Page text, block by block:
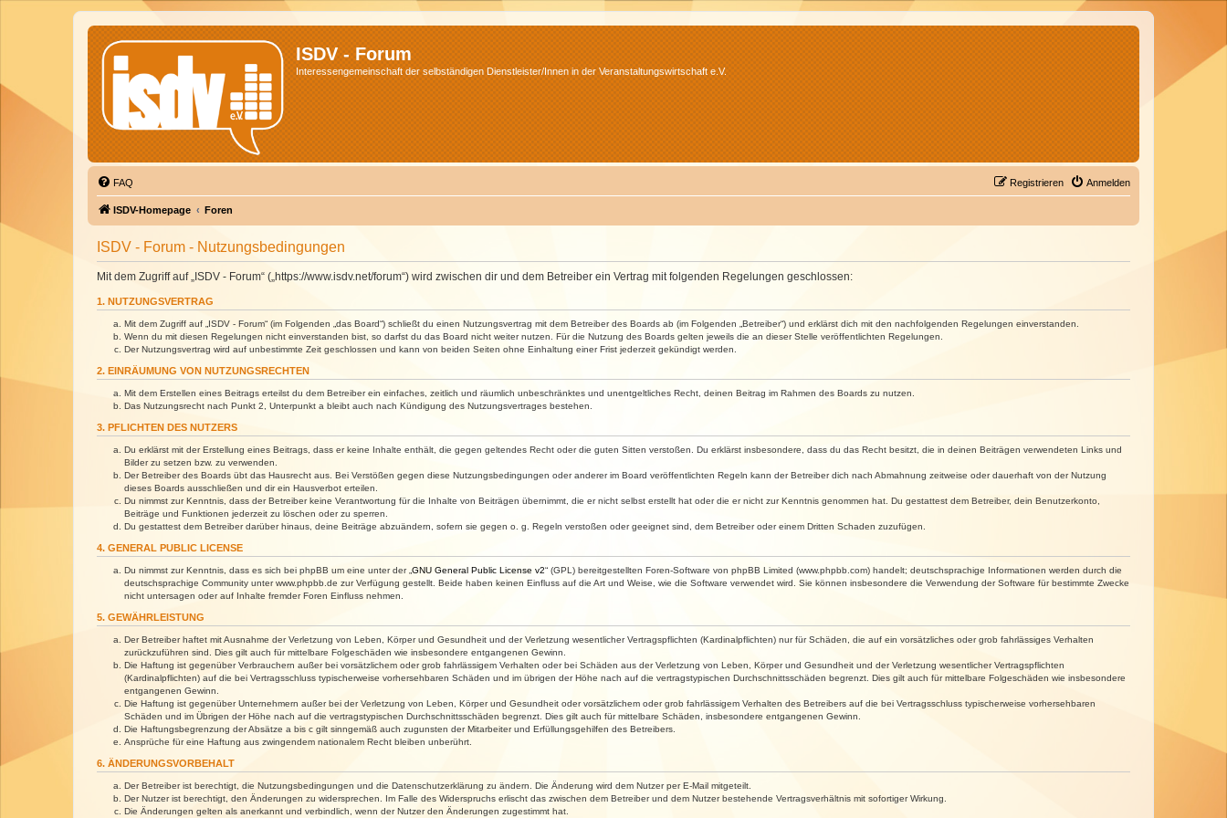
ISDV - Forum
Interessengemeinschaft der selbständigen Dienstleister/Innen in der Veranstaltungswirtschaft e.V.
FAQ Anmelden
Registrieren
ISDV-Homepage Foren
ISDV - Forum - Nutzungsbedingungen
Mit dem Zugriff auf „ISDV - Forum“ („https://www.isdv.net/forum“) wird zwischen dir und dem Betreiber ein Vertrag mit folgenden Regelungen geschlossen:
1. NUTZUNGSVERTRAG
Mit dem Zugriff auf „ISDV - Forum“ (im Folgenden „das Board“) schließt du einen Nutzungsvertrag mit dem Betreiber des Boards ab (im Folgenden „Betreiber“) und erklärst dich mit den nachfolgenden Regelungen einverstanden.
Wenn du mit diesen Regelungen nicht einverstanden bist, so darfst du das Board nicht weiter nutzen. Für die Nutzung des Boards gelten jeweils die an dieser Stelle veröffentlichten Regelungen.
Der Nutzungsvertrag wird auf unbestimmte Zeit geschlossen und kann von beiden Seiten ohne Einhaltung einer Frist jederzeit gekündigt werden.
2. EINRÄUMUNG VON NUTZUNGSRECHTEN
Mit dem Erstellen eines Beitrags erteilst du dem Betreiber ein einfaches, zeitlich und räumlich unbeschränktes und unentgeltliches Recht, deinen Beitrag im Rahmen des Boards zu nutzen.
Das Nutzungsrecht nach Punkt 2, Unterpunkt a bleibt auch nach Kündigung des Nutzungsvertrages bestehen.
3. PFLICHTEN DES NUTZERS
Du erklärst mit der Erstellung eines Beitrags, dass er keine Inhalte enthält, die gegen geltendes Recht oder die guten Sitten verstoßen. Du erklärst insbesondere, dass du das Recht besitzt, die in deinen Beiträgen verwendeten Links und
Bilder zu setzen bzw. zu verwenden.
Der Betreiber des Boards übt das Hausrecht aus. Bei Verstößen gegen diese Nutzungsbedingungen oder anderer im Board veröffentlichten Regeln kann der Betreiber dich nach Abmahnung zeitweise oder dauerhaft von der Nutzung
dieses Boards ausschließen und dir ein Hausverbot erteilen.
Du nimmst zur Kenntnis, dass der Betreiber keine Verantwortung für die Inhalte von Beiträgen übernimmt, die er nicht selbst erstellt hat oder die er nicht zur Kenntnis genommen hat. Du gestattest dem Betreiber, dein Benutzerkonto,
Beiträge und Funktionen jederzeit zu löschen oder zu sperren.
Du gestattest dem Betreiber darüber hinaus, deine Beiträge abzuändern, sofern sie gegen o. g. Regeln verstoßen oder geeignet sind, dem Betreiber oder einem Dritten Schaden zuzufügen.
4. GENERAL PUBLIC LICENSE
Du nimmst zur Kenntnis, dass es sich bei phpBB um eine unter der „ GNU General Public License v2“ (GPL) bereitgestellten Foren-Software von phpBB Limited (www.phpbb.com) handelt; deutschsprachige Informationen werden durch die
deutschsprachige Community unter www.phpbb.de zur Verfügung gestellt. Beide haben keinen Einfluss auf die Art und Weise, wie die Software verwendet wird. Sie können insbesondere die Verwendung der Software für bestimmte Zwecke
nicht untersagen oder auf Inhalte fremder Foren Einfluss nehmen.
5. GEWÄHRLEISTUNG
Der Betreiber haftet mit Ausnahme der Verletzung von Leben, Körper und Gesundheit und der Verletzung wesentlicher Vertragspflichten (Kardinalpflichten) nur für Schäden, die auf ein vorsätzliches oder grob fahrlässiges Verhalten
zurückzuführen sind. Dies gilt auch für mittelbare Folgeschäden wie insbesondere entgangenen Gewinn.
Die Haftung ist gegenüber Verbrauchern außer bei vorsätzlichem oder grob fahrlässigem Verhalten oder bei Schäden aus der Verletzung von Leben, Körper und Gesundheit und der Verletzung wesentlicher Vertragspflichten
(Kardinalpflichten) auf die bei Vertragsschluss typischerweise vorhersehbaren Schäden und im übrigen der Höhe nach auf die vertragstypischen Durchschnittsschäden begrenzt. Dies gilt auch für mittelbare Folgeschäden wie insbesondere
entgangenen Gewinn.
Die Haftung ist gegenüber Unternehmern außer bei der Verletzung von Leben, Körper und Gesundheit oder vorsätzlichem oder grob fahrlässigem Verhalten des Betreibers auf die bei Vertragsschluss typischerweise vorhersehbaren
Schäden und im Übrigen der Höhe nach auf die vertragstypischen Durchschnittsschäden begrenzt. Dies gilt auch für mittelbare Schäden, insbesondere entgangenen Gewinn.
Die Haftungsbegrenzung der Absätze a bis c gilt sinngemäß auch zugunsten der Mitarbeiter und Erfüllungsgehilfen des Betreibers.
Ansprüche für eine Haftung aus zwingendem nationalem Recht bleiben unberührt.
6. ÄNDERUNGSVORBEHALT
Der Betreiber ist berechtigt, die Nutzungsbedingungen und die Datenschutzerklärung zu ändern. Die Änderung wird dem Nutzer per E-Mail mitgeteilt.
Der Nutzer ist berechtigt, den Änderungen zu widersprechen. Im Falle des Widerspruchs erlischt das zwischen dem Betreiber und dem Nutzer bestehende Vertragsverhältnis mit sofortiger Wirkung.
Die Änderungen gelten als anerkannt und verbindlich, wenn der Nutzer den Änderungen zugestimmt hat.